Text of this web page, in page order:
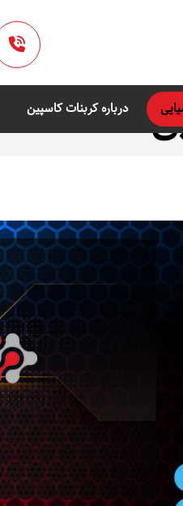
درباره کربنات کاسپین